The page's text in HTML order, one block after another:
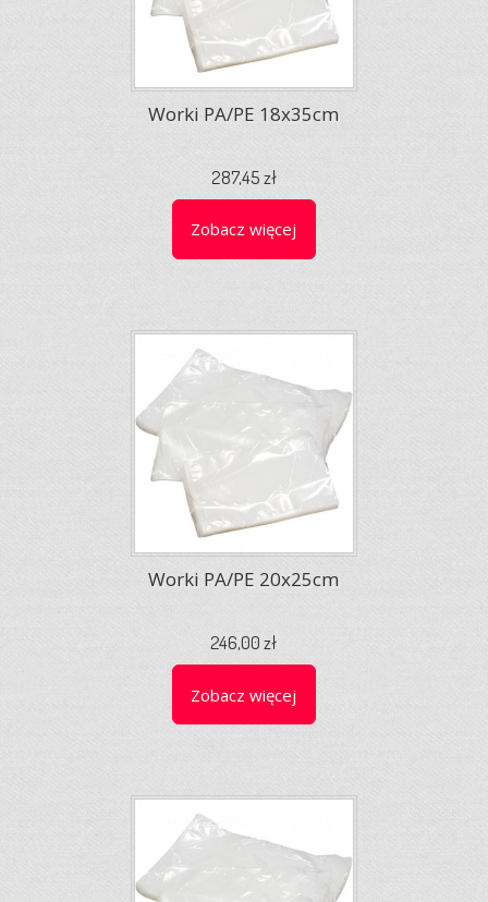
Worki PA/PE 18x35cm
287,45 zł
Zobacz więcej
Worki PA/PE 20x25cm
246,00 zł
Zobacz więcej